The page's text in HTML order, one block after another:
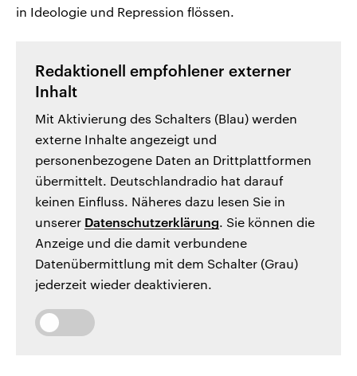
in Ideologie und Repression flössen.
Redaktionell empfohlener externer
Inhalt
Mit Aktivierung des Schalters (Blau) werden
externe Inhalte angezeigt und
personenbezogene Daten an Drittplattformen
übermittelt. Deutschlandradio hat darauf
keinen Einfluss. Näheres dazu lesen Sie in
unserer Datenschutzerklärung. Sie können die
Anzeige und die damit verbundene
Datenübermittlung mit dem Schalter (Grau)
jederzeit wieder deaktivieren.